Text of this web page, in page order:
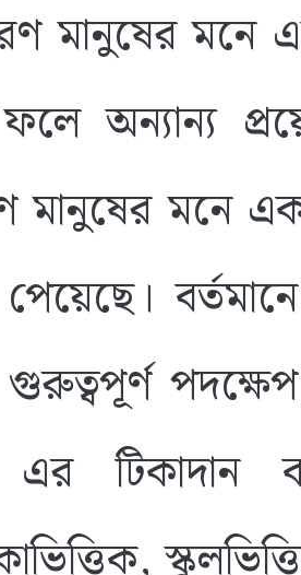
মানুষের মনে
অন্যান্য
মানুষের মনে
পেয়েছে।
টিকাদান